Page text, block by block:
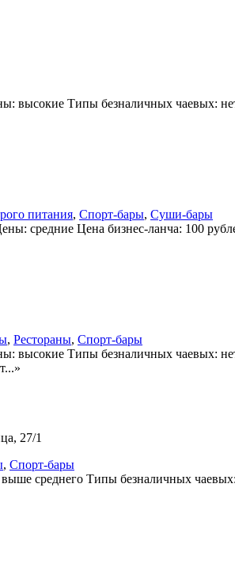
высокие Типы безналичных чаевых:
питания, Спорт-бары, Суши-бары
средние Цена бизнес-ланча: 100
, Рестораны, Спорт-бары
высокие Типы безналичных чаевых:
27/1
, Спорт-бары
среднего Типы безналичных